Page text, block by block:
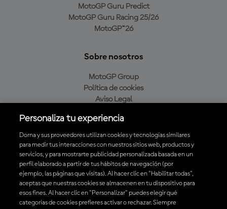
MotoGP Guru Predict
MotoGP Guru Racing 25/26
MotoGP™26
Sobre nosotros
MotoGP Group
Política de cookies
Aviso Legal
Política de compra
Descarga la aplicación oficial de MotoGP™
Personaliza tu experiencia
Dorna y sus proveedores utilizan cookies y tecnologías similares
para medir tus interacciones con nuestros sitios web, productos y
servicios, y para mostrarte publicidad personalizada basada en un
perfil elaborado a partir de tus hábitos de navegación (por
ejemplo, las páginas que visitas). Al hacer clic en "Habilitar todas",
aceptas que nuestras cookies se almacenen en tu dispositivo para
esos fines. Al hacer clic en "Personalizar" puedes elegir qué
categorías de cookies prefieres activar o rechazar. Siempre